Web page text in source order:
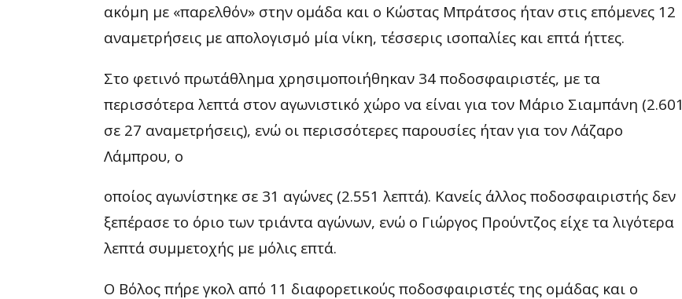
ακόμη με «παρελθόν» στην ομάδα και ο Κώστας Μπράτσος ήταν στις επόμενες 12
αναμετρήσεις με απολογισμό μία νίκη, τέσσερις ισοπαλίες και επτά ήττες.
Στο φετινό πρωτάθλημα χρησιμοποιήθηκαν 34 ποδοσφαιριστές, με τα
περισσότερα λεπτά στον αγωνιστικό χώρο να είναι για τον Μάριο Σιαμπάνη (2.601
σε 27 αναμετρήσεις), ενώ οι περισσότερες παρουσίες ήταν για τον Λάζαρο
Λάμπρου, ο
οποίος αγωνίστηκε σε 31 αγώνες (2.551 λεπτά). Κανείς άλλος ποδοσφαιριστής δεν
ξεπέρασε το όριο των τριάντα αγώνων, ενώ ο Γιώργος Προύντζος είχε τα λιγότερα
λεπτά συμμετοχής με μόλις επτά.
Ο Βόλος πήρε γκολ από 11 διαφορετικούς ποδοσφαιριστές της ομάδας και ο